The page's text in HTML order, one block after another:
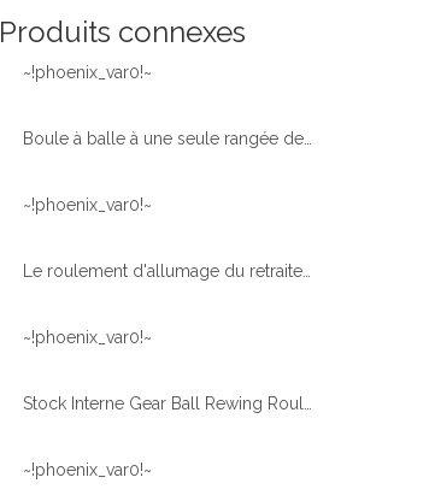
Produits connexes
~!phoenix_var0!~
~!phoenix_var0!~
~!phoenix_var0!~
~!phoenix_var0!~